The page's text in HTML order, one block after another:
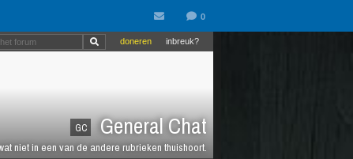
GC General Chat
niet in een van de andere rubrieken thuishoort.
inbreuk?
doneren